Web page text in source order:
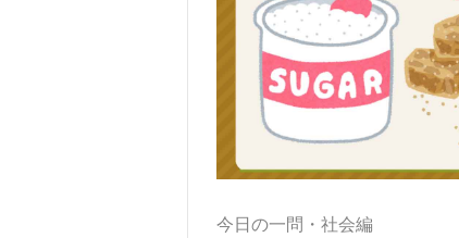
今日の一問・社会編